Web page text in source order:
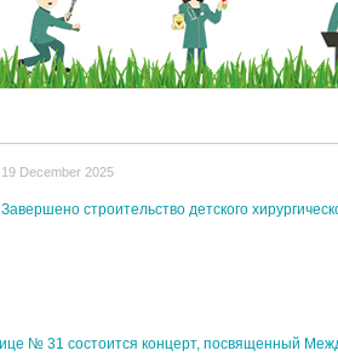
19 December 2025
Завершено строительство детского
№ 31 состоится концерт, посвященный